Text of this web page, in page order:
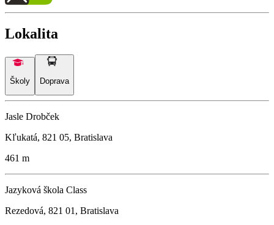
Lokalita
Školy Doprava
Jasle Drobček
Kľukatá, 821 05, Bratislava
461 m
Jazyková škola Class
Rezedová, 821 01, Bratislava